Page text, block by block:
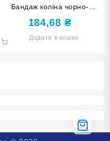
Бандаж коліна чорно-
оранжевий розмір L ST-
2559-L
184,68₴
Додати в кошик